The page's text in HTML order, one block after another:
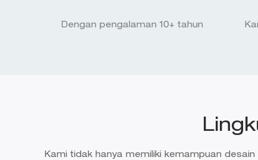
Dengan pengalaman 10+ tahun
Kami tidak hanya memiliki kemampuan